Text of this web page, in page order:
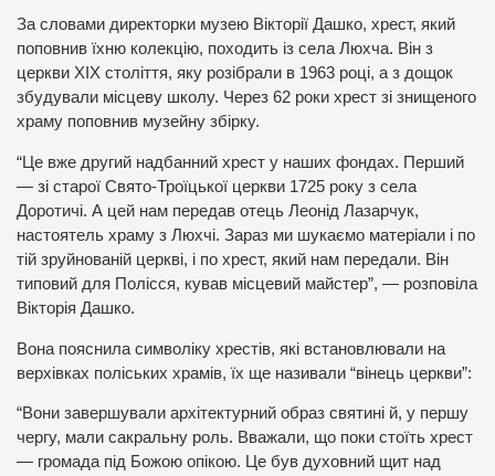
За словами директорки музею Вікторії Дашко, хрест, який
поповнив їхню колекцію, походить із села Люхча. Він з
церкви ХІХ століття, яку розібрали в 1963 році, а з дощок
збудували місцеву школу. Через 62 роки хрест зі знищеного
храму поповнив музейну збірку.
“Це вже другий надбанний хрест у наших фондах. Перший
— зі старої Свято-Троїцької церкви 1725 року з села
Доротичі. А цей нам передав отець Леонід Лазарчук,
настоятель храму з Люхчі. Зараз ми шукаємо матеріали і по
тій зруйнованій церкві, і по хрест, який нам передали. Він
типовий для Полісся, кував місцевий майстер”, — розповіла
Вікторія Дашко.
Вона пояснила символіку хрестів, які встановлювали на
верхівках поліських храмів, їх ще називали “вінець церкви”:
“Вони завершували архітектурний образ святині й, у першу
чергу, мали сакральну роль. Вважали, що поки стоїть хрест
— громада під Божою опікою. Це був духовний щит над